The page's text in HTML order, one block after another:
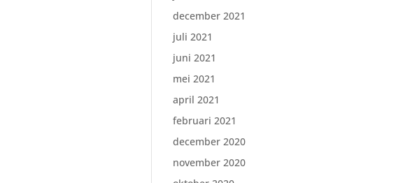
december 2021
juli 2021
juni 2021
mei 2021
april 2021
februari 2021
december 2020
november 2020